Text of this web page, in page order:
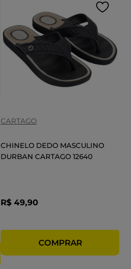
CARTAGO
CHINELO DEDO MASCULINO
DURBAN CARTAGO 12640
R$ 49,90